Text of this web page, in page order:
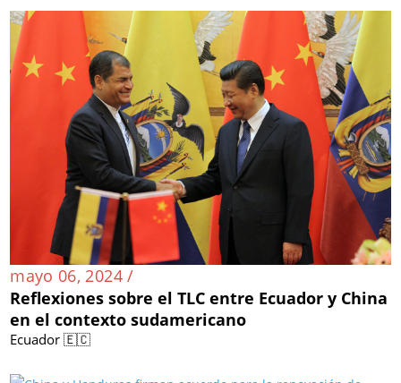
mayo 06, 2024 /
Reflexiones sobre el TLC entre Ecuador y China
en el contexto sudamericano
Ecuador 🇪🇨